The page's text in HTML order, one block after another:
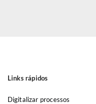
Links rápidos
Digitalizar processos